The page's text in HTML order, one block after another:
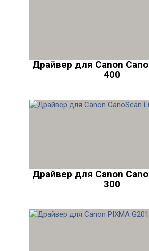
Драйвер для Canon
400
Драйвер для Canon
300